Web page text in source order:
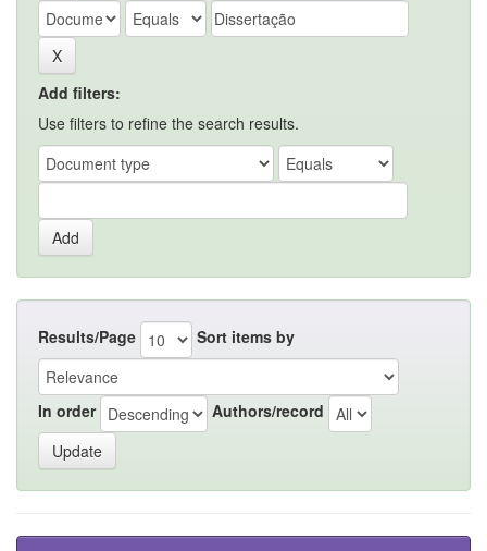
Add filters:
Use filters to refine the search results.
Results/Page Sort items by
In order Authors/record